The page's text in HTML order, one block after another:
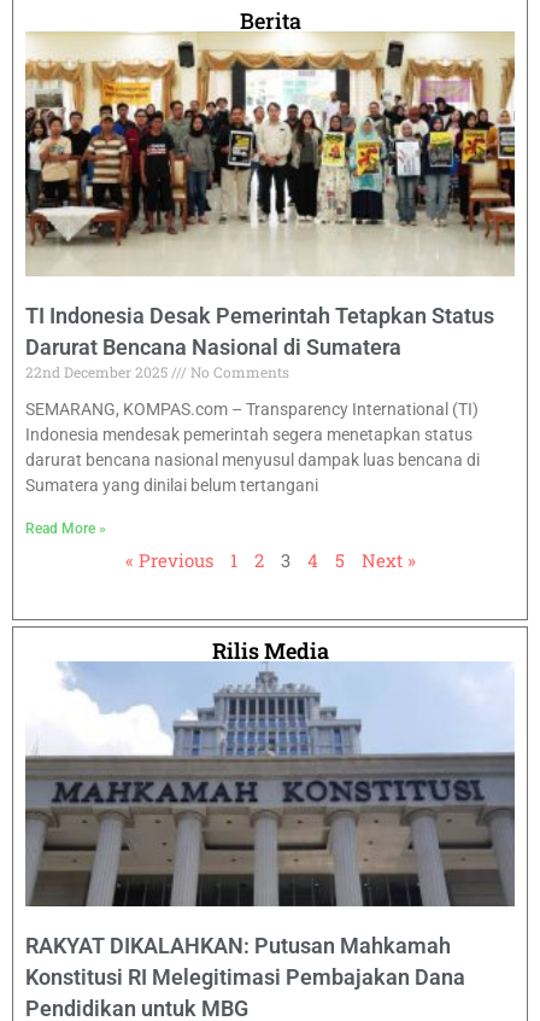
Berita
TI Indonesia Desak Pemerintah Tetapkan Status
Darurat Bencana Nasional di Sumatera
22nd December 2025
No Comments
SEMARANG, KOMPAS.com – Transparency International (TI)
Indonesia mendesak pemerintah segera menetapkan status
darurat bencana nasional menyusul dampak luas bencana di
Sumatera yang dinilai belum tertangani
Read More »
« Previous 1 2 3 4 5 Next »
Rilis Media
RAKYAT DIKALAHKAN: Putusan Mahkamah
Konstitusi RI Melegitimasi Pembajakan Dana
Pendidikan untuk MBG